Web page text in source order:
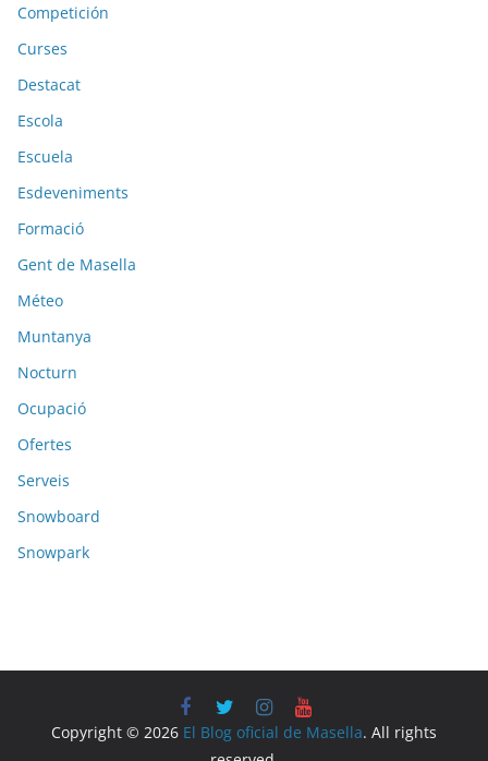
Competición
Curses
Destacat
Escola
Escuela
Esdeveniments
Formació
Gent de Masella
Méteo
Muntanya
Nocturn
Ocupació
Ofertes
Serveis
Snowboard
Snowpark
Copyright © 2026 El Blog oficial de Masella. All rights